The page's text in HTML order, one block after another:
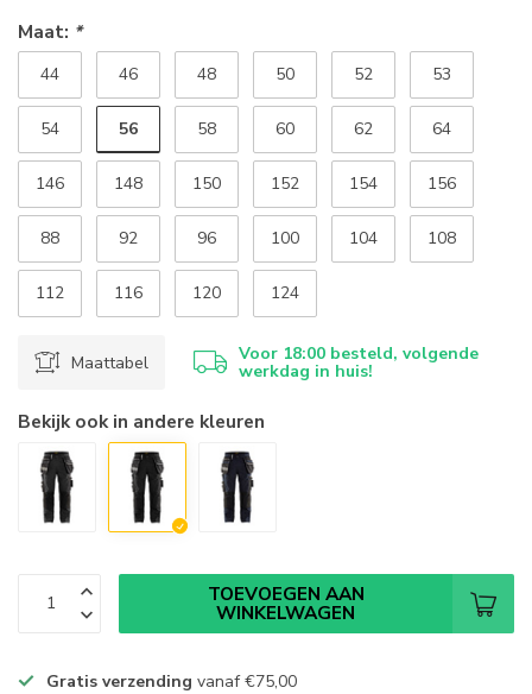
Maat: *
44 46 48 50 52 53
54 56 58 60 62 64
146 148 150 152 154 156
88 92 96 100 104 108
112 116 120 124
Maattabel Voor 18:00 besteld, volgende
werkdag in huis!
Bekijk ook in andere kleuren
TOEVOEGEN AAN
WINKELWAGEN
Gratis verzending vanaf€75,00